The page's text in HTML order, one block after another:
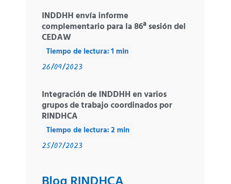
INDDHH envía informe
complementario para la 86ª sesión del
CEDAW
26/09/2023
Integración de INDDHH en varios
grupos de trabajo coordinados por
RINDHCA
25/07/2023